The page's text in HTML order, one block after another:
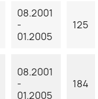
08.2001
-
01.2005
125
08.2001
-
01.2005
184